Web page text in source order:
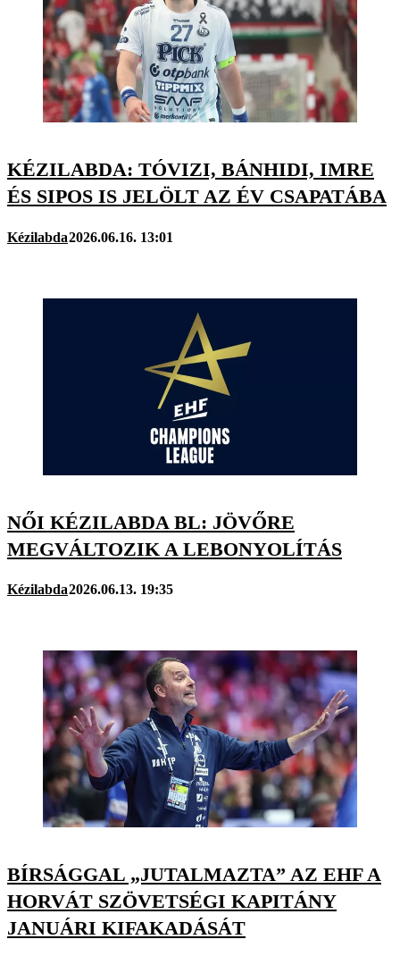
KÉZILABDA: TÓVIZI, BÁNHIDI, IMRE
ÉS SIPOS IS JELÖLT AZ ÉV CSAPATÁBA
Kézilabda2026.06.16. 13:01
NŐI KÉZILABDA BL: JÖVŐRE
MEGVÁLTOZIK A LEBONYOLÍTÁS
Kézilabda2026.06.13. 19:35
BÍRSÁGGAL „JUTALMAZTA” AZ EHF A
HORVÁT SZÖVETSÉGI KAPITÁNY
JANUÁRI KIFAKADÁSÁT